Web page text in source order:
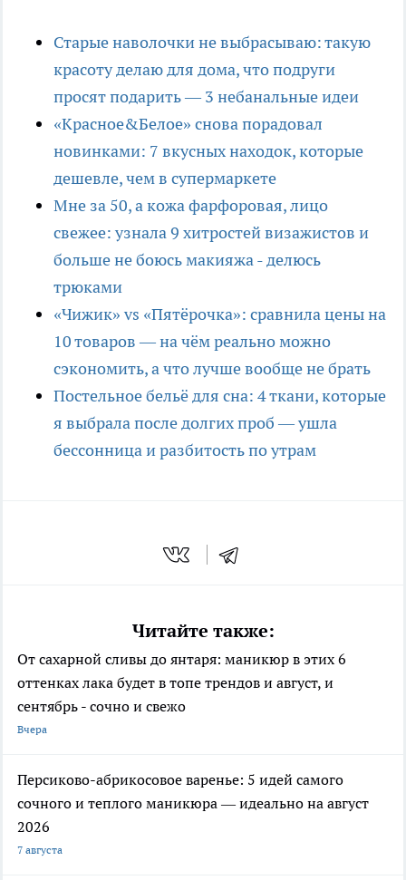
Старые наволочки не выбрасываю: такую
красоту делаю для дома, что подруги
просят подарить — 3 небанальные идеи
«Красное&Белое» снова порадовал
новинками: 7 вкусных находок, которые
дешевле, чем в супермаркете
Мне за 50, а кожа фарфоровая, лицо
свежее: узнала 9 хитростей визажистов и
больше не боюсь макияжа - делюсь
трюками
«Чижик» vs «Пятёрочка»: сравнила цены на
10 товаров — на чём реально можно
сэкономить, а что лучше вообще не брать
Постельное бельё для сна: 4 ткани, которые
я выбрала после долгих проб — ушла
бессонница и разбитость по утрам
Читайте также:
От сахарной сливы до янтаря: маникюр в этих 6
оттенках лака будет в топе трендов и август, и
сентябрь - сочно и свежо
Вчера
Персиково-абрикосовое варенье: 5 идей самого
сочного и теплого маникюра — идеально на август
2026
7 августа